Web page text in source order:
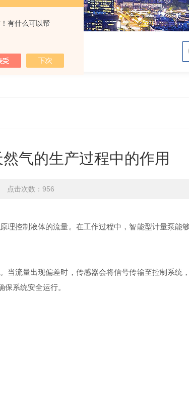
有什么可以帮
气的生产过程中的作用
点击次数：956
控制液体的流量。在工作过程中，智能型计量泵能
流量出现偏差时，传感器会将信号传输至控制系统
系统安全运行。